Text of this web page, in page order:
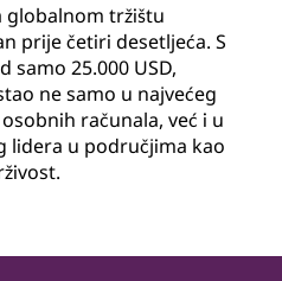
globalnom tržištu
prije četiri desetljeća. S
samo 25.000 USD,
ne samo u najvećeg
računala, već i u
lidera u područjima kao